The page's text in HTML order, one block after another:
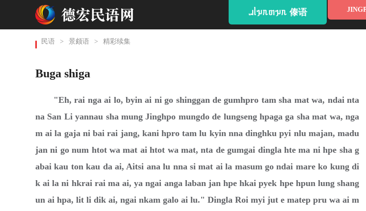
ᥘᥣᥭᥰᥖᥭᥰ 傣语
民语 > 景颇语 > 精彩续集
Buga shiga
"Eh, rai nga ai lo, byin ai ni go shinggan de gumhpro tam sha mat wa, ndai nta
na San Li yannau sha mung Jinghpo mungdo de lungseng hpaga ga sha mat wa, nga
m ai la gaja ni bai rai jang, kani hpro tam lu kyin nna dinghku pyi nlu majan, madu
jan ni go num htot wa mat ai htot wa mat, nta de gumgai dingla hte ma ni hpe sha g
abai kau ton kau da ai, Aitsi ana lu nna si mat ai la masum go ndai mare ko kung di
k ai la ni hkrai rai ma ai, ya ngai anga laban jan hpe hkai pyek hpe hpun lung shang
un ai hpa, lit li dik ai, ngai nkam galo ai lu." Dingla Roi myi jut e matep pru wa ai m